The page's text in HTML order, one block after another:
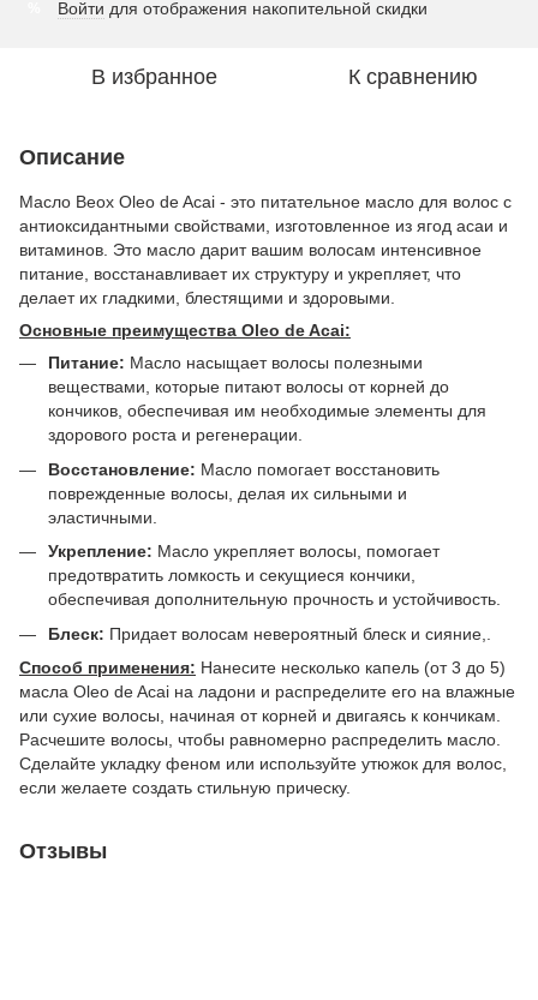
Войти для отображения накопительной скидки
В избранное К сравнению
Описание
Масло Beox Oleo de Acai - это питательное масло для волос с
антиоксидантными свойствами, изготовленное из ягод асаи и
витаминов. Это масло дарит вашим волосам интенсивное
питание, восстанавливает их структуру и укрепляет, что
делает их гладкими, блестящими и здоровыми.
Основные преимущества Oleo de Acai:
Питание: Масло насыщает волосы полезными
веществами, которые питают волосы от корней до
кончиков, обеспечивая им необходимые элементы для
здорового роста и регенерации.
Восстановление: Масло помогает восстановить
поврежденные волосы, делая их сильными и
эластичными.
Укрепление: Масло укрепляет волосы, помогает
предотвратить ломкость и секущиеся кончики,
обеспечивая дополнительную прочность и устойчивость.
Блеск: Придает волосам невероятный блеск и сияние,.
Способ применения: Нанесите несколько капель (от 3 до 5)
масла Oleo de Acai на ладони и распределите его на влажные
или сухие волосы, начиная от корней и двигаясь к кончикам.
Расчешите волосы, чтобы равномерно распределить масло.
Сделайте укладку феном или используйте утюжок для волос,
если желаете создать стильную прическу.
Отзывы